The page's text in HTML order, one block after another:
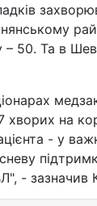
50. Та в
хворих на
- у
- зазначив